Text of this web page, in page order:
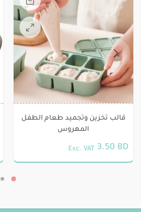
هناك
العديد
الأشكال
المختلفة
لهذا
المنتج.
قالب تخزين وتجميد طعام الطفل
المهروس
3.50 BD
Exc. VAT
هناك